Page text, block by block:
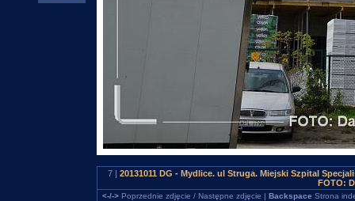
7 | 20131011 DG - Mydlice. ul Struga. Miejski Szpital
FOTO:
<-/->Poprzednie zdjęcie / Następne zdjęcie | Backspace Strona